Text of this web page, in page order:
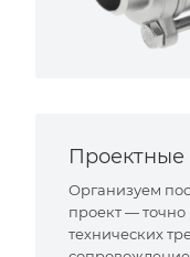
Организуем
проект — точно
технических